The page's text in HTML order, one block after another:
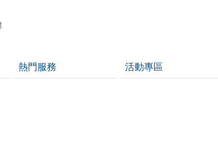
熱門服務 活動專區